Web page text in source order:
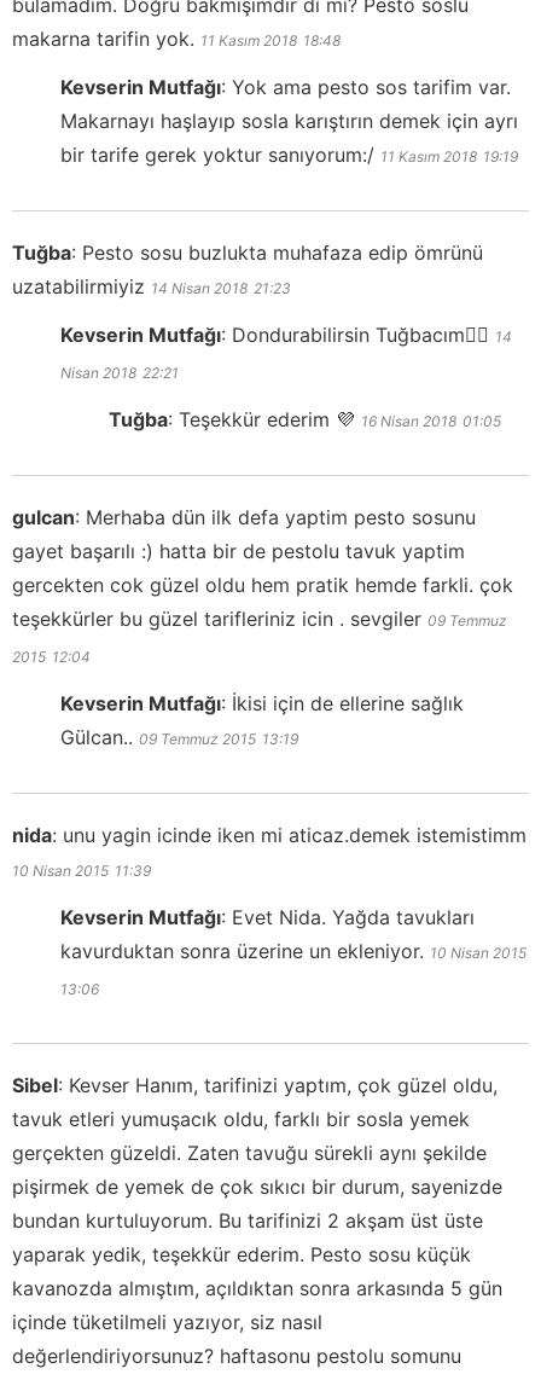
bulamadım. Doğru bakmışımdır di mi? Pesto soslu
makarna tarifin yok. 11 Kasım 2018 18:48
Kevserin Mutfağı: Yok ama pesto sos tarifim var.
Makarnayı haşlayıp sosla karıştırın demek için ayrı
bir tarife gerek yoktur sanıyorum:/ 11 Kasım 2018 19:19
Tuğba: Pesto sosu buzlukta muhafaza edip ömrünü
uzatabilirmiyiz 14 Nisan 2018 21:23
Kevserin Mutfağı: Dondurabilirsin Tuğbacım👍🏻 14
Nisan 2018 22:21
Tuğba: Teşekkür ederim 💜 16 Nisan 2018 01:05
gulcan: Merhaba dün ilk defa yaptim pesto sosunu
gayet başarılı :) hatta bir de pestolu tavuk yaptim
gercekten cok güzel oldu hem pratik hemde farkli. çok
teşekkürler bu güzel tarifleriniz icin . sevgiler 09 Temmuz
2015 12:04
Kevserin Mutfağı: İkisi için de ellerine sağlık
Gülcan.. 09 Temmuz 2015 13:19
nida: unu yagin icinde iken mi aticaz.demek istemistimm
10 Nisan 2015 11:39
Kevserin Mutfağı: Evet Nida. Yağda tavukları
kavurduktan sonra üzerine un ekleniyor. 10 Nisan 2015
13:06
Sibel: Kevser Hanım, tarifinizi yaptım, çok güzel oldu,
tavuk etleri yumuşacık oldu, farklı bir sosla yemek
gerçekten güzeldi. Zaten tavuğu sürekli aynı şekilde
pişirmek de yemek de çok sıkıcı bir durum, sayenizde
bundan kurtuluyorum. Bu tarifinizi 2 akşam üst üste
yaparak yedik, teşekkür ederim. Pesto sosu küçük
kavanozda almıştım, açıldıktan sonra arkasında 5 gün
içinde tüketilmeli yazıyor, siz nasıl
değerlendiriyorsunuz? haftasonu pestolu somunu